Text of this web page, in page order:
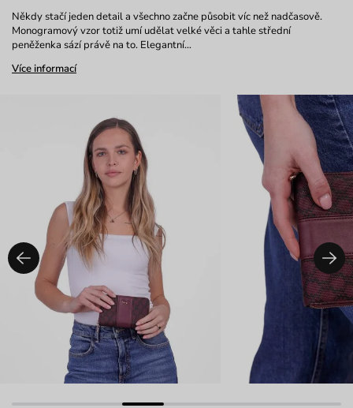
Někdy stačí jeden detail a všechno začne působit víc než nadčasově.
Monogramový vzor totiž umí udělat velké věci a tahle střední
peněženka sází právě na to. Elegantní…
Více informací